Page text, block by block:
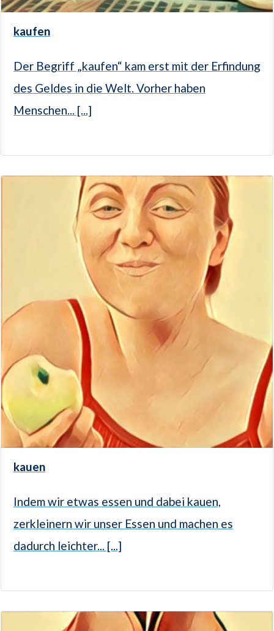
kaufen
Der Begriff „kaufen“ kam erst mit der Erfindung
des Geldes in die Welt. Vorher haben
Menschen... [...]
kauen
Indem wir etwas essen und dabei kauen,
zerkleinern wir unser Essen und machen es
dadurch leichter... [...]